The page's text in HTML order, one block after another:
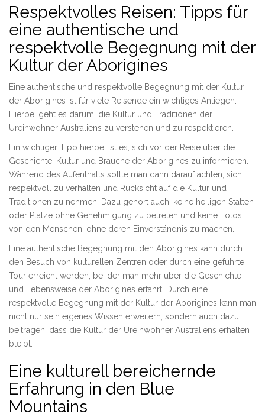
Respektvolles Reisen: Tipps für
eine authentische und
respektvolle Begegnung mit der
Kultur der Aborigines
Eine authentische und respektvolle Begegnung mit der Kultur
der Aborigines ist für viele Reisende ein wichtiges Anliegen.
Hierbei geht es darum, die Kultur und Traditionen der
Ureinwohner Australiens zu verstehen und zu respektieren.
Ein wichtiger Tipp hierbei ist es, sich vor der Reise über die
Geschichte, Kultur und Bräuche der Aborigines zu informieren.
Während des Aufenthalts sollte man dann darauf achten, sich
respektvoll zu verhalten und Rücksicht auf die Kultur und
Traditionen zu nehmen. Dazu gehört auch, keine heiligen Stätten
oder Plätze ohne Genehmigung zu betreten und keine Fotos
von den Menschen, ohne deren Einverständnis zu machen.
Eine authentische Begegnung mit den Aborigines kann durch
den Besuch von kulturellen Zentren oder durch eine geführte
Tour erreicht werden, bei der man mehr über die Geschichte
und Lebensweise der Aborigines erfährt. Durch eine
respektvolle Begegnung mit der Kultur der Aborigines kann man
nicht nur sein eigenes Wissen erweitern, sondern auch dazu
beitragen, dass die Kultur der Ureinwohner Australiens erhalten
bleibt.
Eine kulturell bereichernde
Erfahrung in den Blue
Mountains